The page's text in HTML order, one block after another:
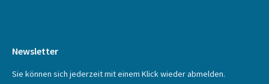
Newsletter
Sie können sich jederzeit mit einem Klick wieder abmelden.